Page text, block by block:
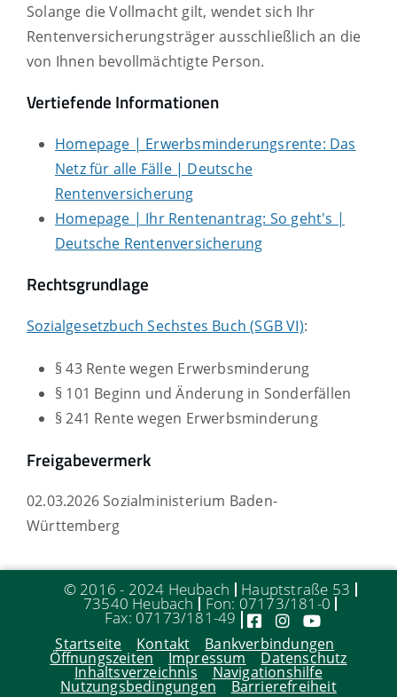
Solange die Vollmacht gilt, wendet sich Ihr
Rentenversicherungsträger ausschließlich an die
von Ihnen bevollmächtigte Person.
Vertiefende Informationen
Homepage | Erwerbsminderungs­rente: Das
Netz für alle Fälle | Deutsche
Rentenversicherung
Homepage | Ihr Rentenantrag: So geht's |
Deutsche Rentenversicherung
Rechtsgrundlage
SozialgesetzbuchSechstes Buch (SGB VI):
§ 43 Rente wegen Erwerbsminderung
§ 101 Beginn und Änderung in Sonderfällen
§ 241 Rente wegen Erwerbsminderung
Freigabevermerk
02.03.2026 Sozialministerium Baden-
Württemberg
© 2016 - 2024 Heubach Hauptstraße 53
73540 Heubach Fon: 07173/181-0
Fax: 07173/181-49
Startseite Kontakt Bankverbindungen
Öffnungszeiten Impressum Datenschutz
Inhaltsverzeichnis Navigationshilfe
Nutzungsbedingungen Barrierefreiheit